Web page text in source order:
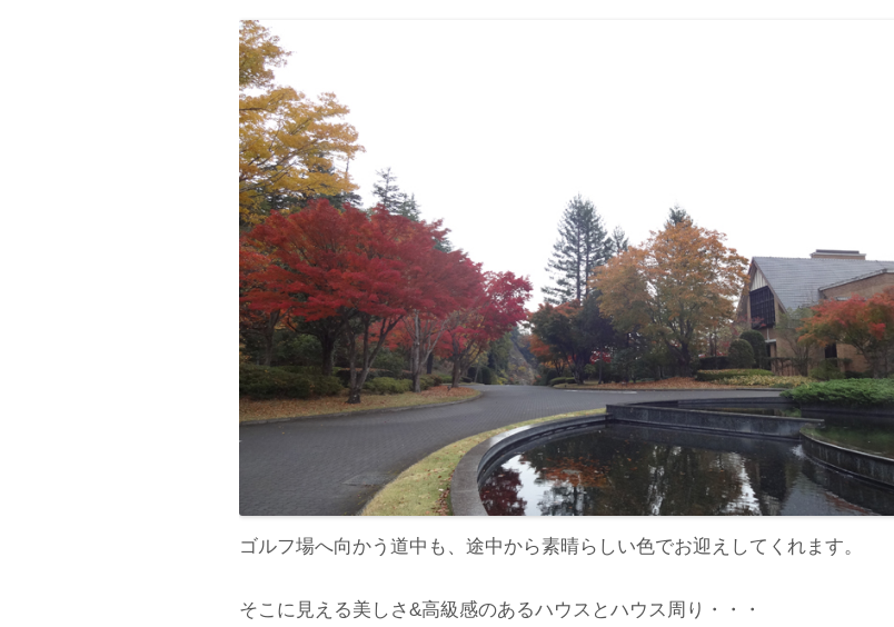
ゴルフ場へ向かう道中も、途中から素晴らしい色でお迎えしてくれます。
そこに見える美しさ&高級感のあるハウスとハウス周り・・・